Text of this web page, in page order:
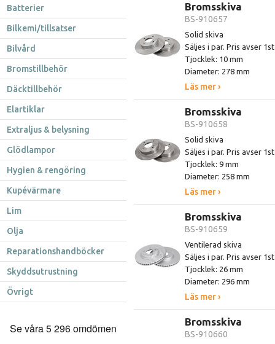
Batterier
Bilkemi/tillsatser
Bilvård
Bromstillbehör
Däcktillbehör
Elartiklar
Extraljus & belysning
Glödlampor
Hygien & rengöring
Kupévärmare
Lim
Olja
Reparationshandböcker
Skyddsutrustning
Övrigt
Bromsskiva
BS-910657
Solid skiva
Säljes i par. Pris avser
Tjocklek: 10 mm
Diameter: 278 mm
Läs mer ›
Bromsskiva
BS-910658
Solid skiva
Säljes i par. Pris avser
Tjocklek: 9 mm
Diameter: 258 mm
Läs mer ›
Bromsskiva
BS-910659
Ventilerad skiva
Säljes i par. Pris avser
Tjocklek: 26 mm
Diameter: 296 mm
Läs mer ›
Bromsskiva
BS-910660